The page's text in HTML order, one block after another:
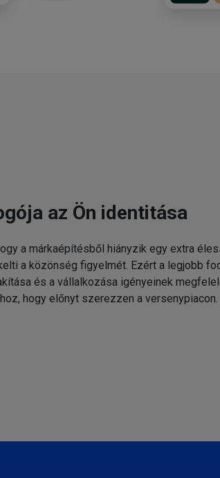
az Ön identitása
a márkaépítésből hiányzik egy extra
a közönség figyelmét. Ezért a legjobb
és a vállalkozása igényeinek
hogy előnyt szerezzen a versenypiacon.